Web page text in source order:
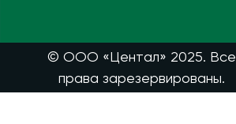
© ООО «Центал» 2025. Все
права зарезервированы.